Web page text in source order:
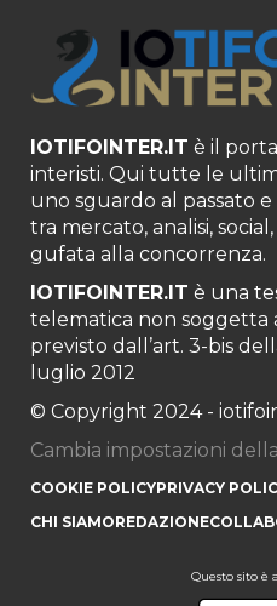
IOTIFOINTER.IT è il
interisti. Qui tutte le
uno sguardo al passato
tra mercato, analisi,
gufata alla concorrenza.
IOTIFOINTER.IT è una
telematica non soggetta
previsto dall’art. 3-bis
luglio 2012
© Copyright 2024 -
Cambia impostazioni
COOKIE POLICYPRIVACY
CHI SIAMOREDAZIONE
Questo sito è